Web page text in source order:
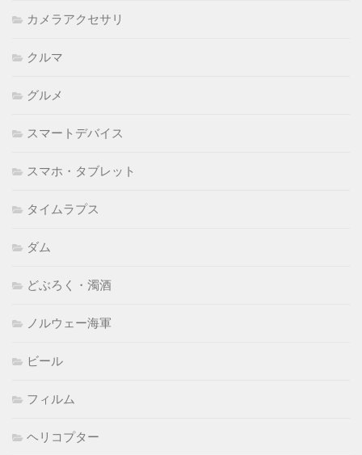
カメラアクセサリ
クルマ
グルメ
スマートデバイス
スマホ・タブレット
タイムラプス
ダム
どぶろく・濁酒
ノルウェー海軍
ビール
フィルム
ヘリコプター